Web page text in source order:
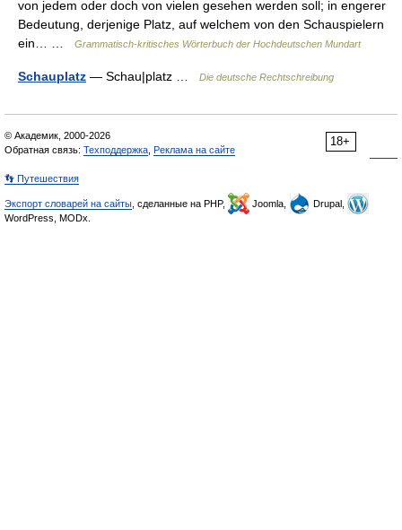
von jedem oder doch von vielen gesehen werden soll; in engerer
Bedeutung, derjenige Platz, auf welchem von den Schauspielern
ein… …
Grammatisch-kritisches Wörterbuch der Hochdeutschen Mundart
Schauplatz — Schau|platz … Die deutsche Rechtschreibung
18+
© Академик, 2000-2026
Обратная связь: Техподдержка Реклама на сайте
👣 Путешествия
Экспорт словарей на сайты , сделанные на PHP, Joomla,
Drupal,
WordPress, MODx.